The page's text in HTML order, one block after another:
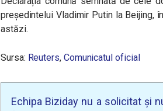
președintelui Vladimir Putin la Beijing,
astăzi.
Sursa: Reuters, Comunicatul oficial
Echipa Biziday nu a solicitat și